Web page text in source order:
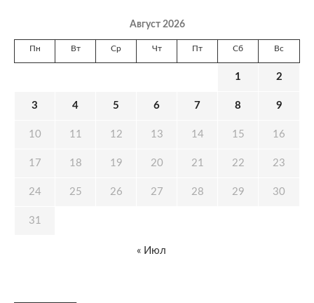
Август 2026
Пн Вт Ср Чт Пт Сб Вс
1 2
3 4 5 6 7 8 9
10 11 12 13 14 15 16
17 18 19 20 21 22 23
24 25 26 27 28 29 30
31
« Июл